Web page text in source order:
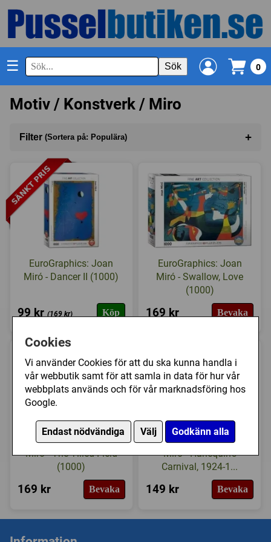
Cookies
Vi använder Cookies för att du ska kunna handla i
vår webbutik samt för att samla in data för hur vår
webbplats används och för vår marknadsföring hos
Google.
Endast nödvändiga Välj Godkänn alla
☰ Sök 0
Motiv / Konstverk / Miro
Filter (Sortera på: Populära) +
Sortera på(Populära)
Antal bitar
I lager
EuroGraphics: Joan
Miró - Dancer II (1000)
99 kr (169 kr) Köp
EuroGraphics: Joan
Miró - Swallow, Love
(1000)
169 kr Bevaka
EuroGraphics: Joan
Miró - The Tilled Field
(1000)
169 kr Bevaka
Bluebird Puzzle: Joan
Miro - Harlequin's
Carnival, 1924-1...
149 kr Bevaka